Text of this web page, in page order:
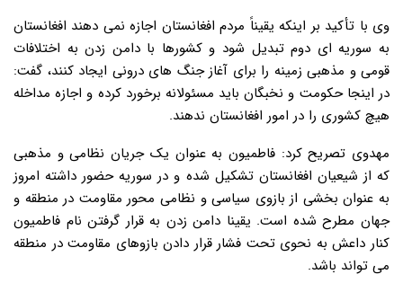
وی با تأکید بر اینکه یقیناً مردم افغانستان اجازه نمی دهند افغانستان
به سوریه ای دوم تبدیل شود و کشورها با دامن زدن به اختلافات
قومی و مذهبی زمینه را برای آغاز جنگ های درونی ایجاد کنند، گفت:
در اینجا حکومت و نخبگان باید مسئولانه برخورد کرده و اجازه مداخله
هیچ کشوری را در امور افغانستان ندهند.
مهدوی تصریح کرد: فاطمیون به عنوان یک جریان نظامی و مذهبی
که از شیعیان افغانستان تشکیل شده و در سوریه حضور داشته امروز
به عنوان بخشی از بازوی سیاسی و نظامی محور مقاومت در منطقه و
جهان مطرح شده است. یقینا دامن زدن به قرار گرفتن نام فاطمیون
کنار داعش به نحوی تحت فشار قرار دادن بازوهای مقاومت در منطقه
می تواند باشد.